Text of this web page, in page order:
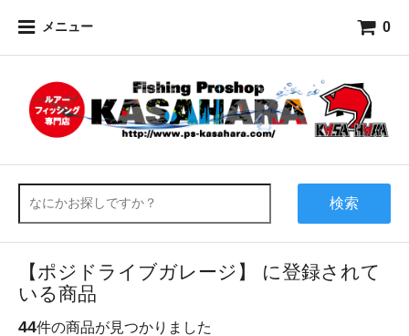
メニュー 0
検索
【ポジドライブガレージ】 に登録されて
いる商品
44件の商品が見つかりました